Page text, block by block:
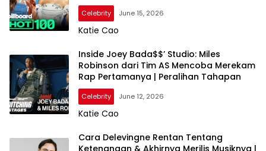
Celebrity June 15, 2026
Katie Cao
Inside Joey Bada$$’ Studio: Miles
Robinson dari Tim AS Mencoba Merekam
Rap Pertamanya | Peralihan Tahapan
Celebrity June 12, 2026
Katie Cao
Cara Delevingne Rentan Tentang
Ketenangan & Akhirnya Merilis Musiknya |